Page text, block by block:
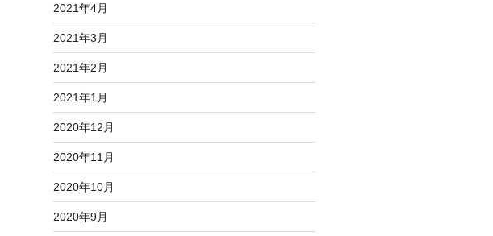
2021年4月
2021年3月
2021年2月
2021年1月
2020年12月
2020年11月
2020年10月
2020年9月